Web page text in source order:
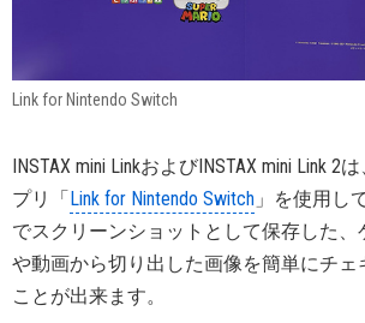
Link for Nintendo Switch
INSTAX mini LinkおよびINSTAX mini Link 2
プリ「Link for Nintendo Switch 」を使用し
でスクリーンショットとして保存した、
や動画から切り出した画像を簡単にチェ
ことが出来ます。